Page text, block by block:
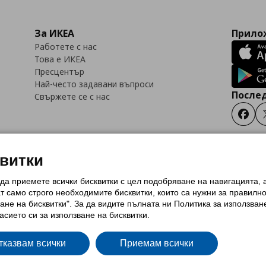
За ИКЕА
Работете с нас
Това е ИКЕА
Пресцентър
Най-често задавани въпроси
Свържете се с нас
(Cookies)Избор на настройки за използване на бисквиткиУсловия за
за защита на личните данни на ikea.bg
Общи условия на
на програма IKEA Family
приемете всички бисквитки с цел подобряване на
само строго необходимитe бисквитки, които са нужни за
на бисквитки". За да видите пълната ни Политика за
си за използване на бисквитки.
всички Приемам всички